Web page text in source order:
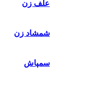
علف زن
شمشاد زن
سمپاش